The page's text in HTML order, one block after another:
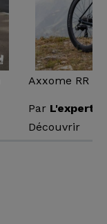
Axxome RR :
Par L'expert
Découvrir